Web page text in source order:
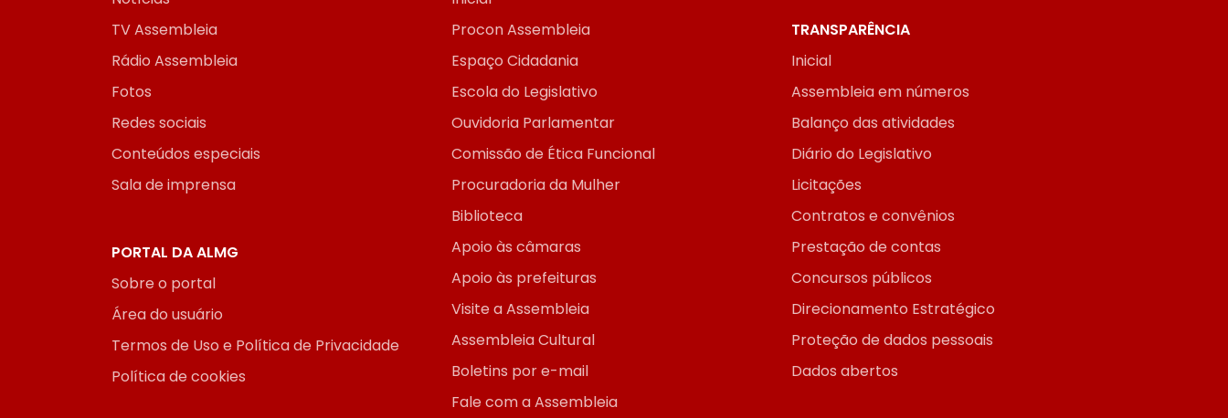
TV Assembleia
Rádio Assembleia
Fotos
Redes sociais
Conteúdos especiais
Sala de imprensa
Procon Assembleia
Espaço Cidadania
Escola do Legislativo
Ouvidoria Parlamentar
Comissão de Ética Funcional
Procuradoria da Mulher
Biblioteca
Apoio às câmaras
Apoio às prefeituras
Visite a Assembleia
Assembleia Cultural
Boletins por e-mail
Fale com a Assembleia
TRANSPARÊNCIA
Inicial
Assembleia em números
Balanço das atividades
Diário do Legislativo
Licitações
Contratos e convênios
Prestação de contas
Concursos públicos
Direcionamento Estratégico
Proteção de dados pessoais
Dados abertos
PORTAL DA ALMG
Sobre o portal
Área do usuário
Termos de Uso e Política de Privacidade
Política de cookies